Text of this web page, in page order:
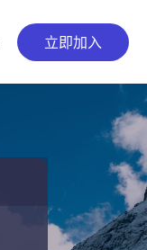
立即加入